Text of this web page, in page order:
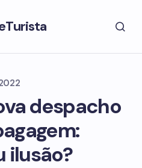
despacho
ilusão?